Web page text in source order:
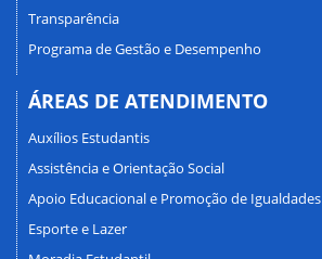
Transparência
Programa de Gestão e Desempenho
ÁREAS DE ATENDIMENTO
Auxílios Estudantis
Assistência e Orientação Social
Apoio Educacional e Promoção de Igualdades
Esporte e Lazer